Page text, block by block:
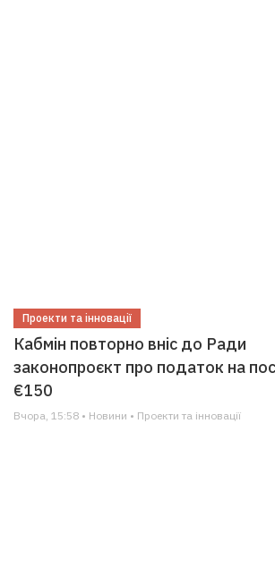
Проекти та інновації
Кабмін повторно вніс до Ради
законопроєкт про податок на
€150
Вчора, 15:58 • Новини • Проекти та інновації